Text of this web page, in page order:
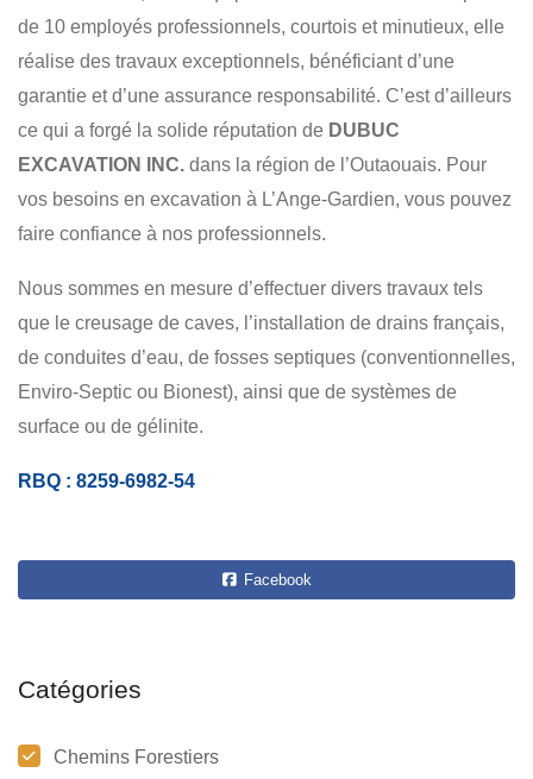
de 10 employés professionnels, courtois et minutieux, elle
réalise des travaux exceptionnels, bénéficiant d’une
garantie et d’une assurance responsabilité. C’est d’ailleurs
ce qui a forgé la solide réputation de DUBUC
EXCAVATION INC. dans la région de l’Outaouais. Pour
vos besoins en excavation à L’Ange-Gardien, vous pouvez
faire confiance à nos professionnels.
Nous sommes en mesure d’effectuer divers travaux tels
que le creusage de caves, l’installation de drains français,
de conduites d’eau, de fosses septiques (conventionnelles,
Enviro-Septic ou Bionest), ainsi que de systèmes de
surface ou de gélinite.
RBQ : 8259-6982-54
Facebook
Catégories
Chemins Forestiers